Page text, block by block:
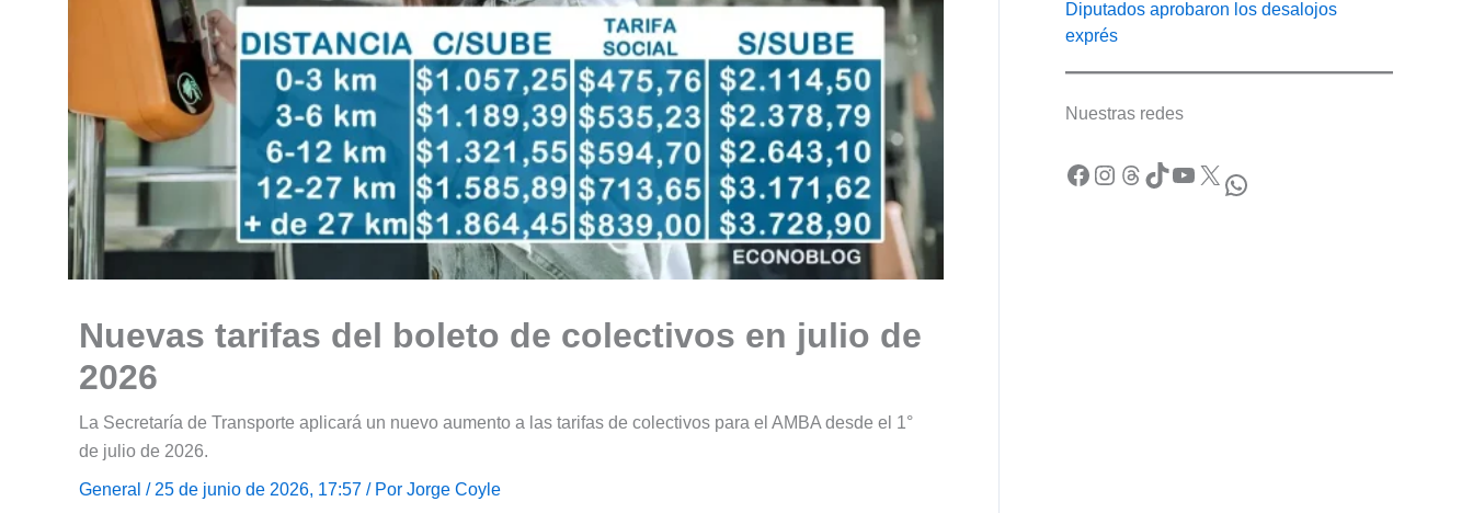
Nuevas tarifas del boleto de colectivos en julio de
2026
La Secretaría de Transporte aplicará un nuevo aumento a las tarifas de colectivos para el AMBA desde el 1°
de julio de 2026.
General / 25 de junio de 2026, 17:57 / Por Jorge Coyle
Diputados aprobaron los desalojos
exprés
Nuestras redes
Facebook Instagram Threads TikTok YouTube X WhatsApp